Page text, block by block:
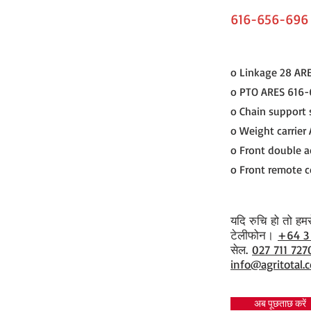
616-656-696
o Linkage 28
o PTO ARES
o Chain support
o Weight carrier
o Front double
o Front remote
यदि रुचि हो तो
​टेलीफोन। +64
सेल. 027 711
अब पूछताछ करें